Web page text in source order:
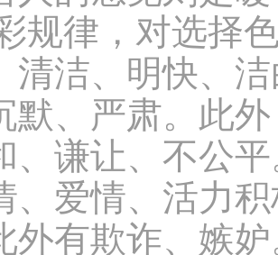
规律，对选择
清洁、明快、
默、严肃。此
、谦让、不公
、爱情、活力
外有欺诈、嫉